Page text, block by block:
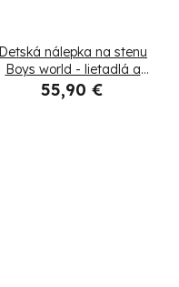
Detská nálepka na stenu
Boys world - lietadlá a
helikoptéra
55,90 €